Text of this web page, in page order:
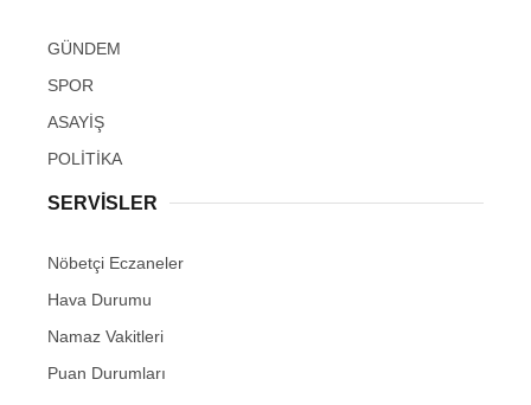
GÜNDEM
SPOR
ASAYİŞ
POLİTİKA
SERVİSLER
Nöbetçi Eczaneler
Hava Durumu
Namaz Vakitleri
Puan Durumları